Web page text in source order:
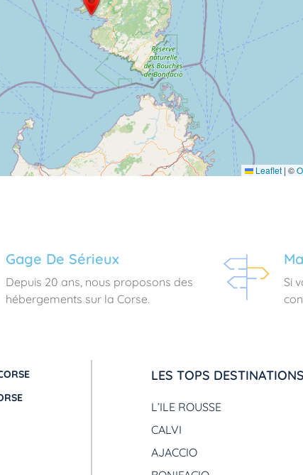
Leaflet | ©
Gage De Sérieux
Depuis 20 ans, nous proposons des
hébergements sur la Corse.
Si
LES TOPS DESTINATIONS
L’ILE ROUSSE
CALVI
AJACCIO